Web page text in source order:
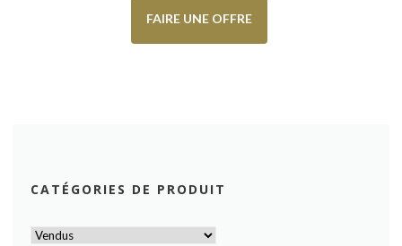
FAIRE UNE OFFRE
CATÉGORIES DE PRODUIT